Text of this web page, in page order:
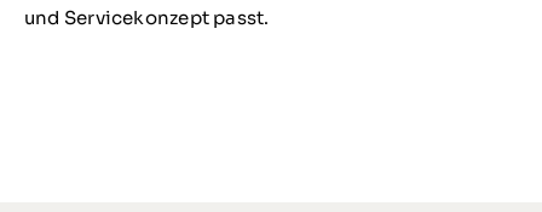
und Servicekonzept passt.